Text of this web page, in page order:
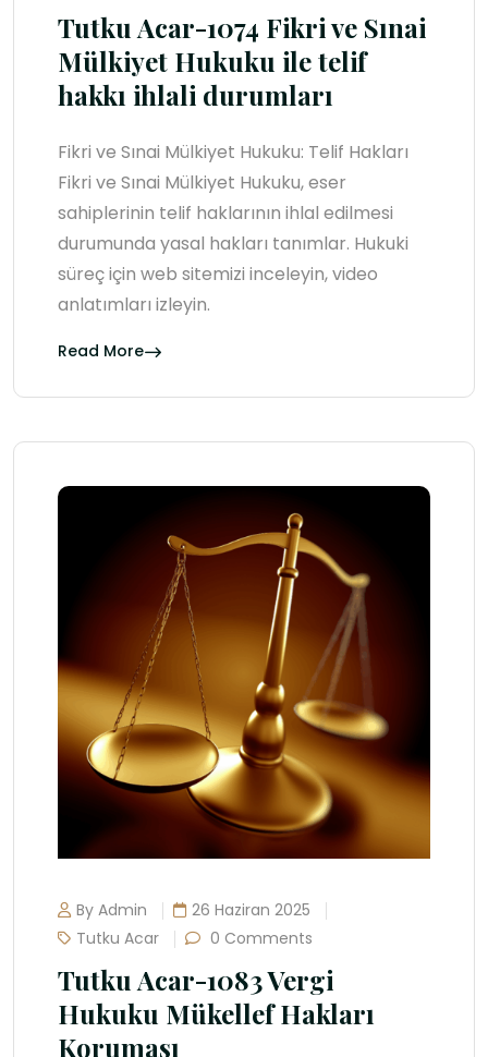
Tutku Acar-1074 Fikri ve Sınai
Mülkiyet Hukuku ile telif
hakkı ihlali durumları
Fikri ve Sınai Mülkiyet Hukuku: Telif Hakları
Fikri ve Sınai Mülkiyet Hukuku, eser
sahiplerinin telif haklarının ihlal edilmesi
durumunda yasal hakları tanımlar. Hukuki
süreç için web sitemizi inceleyin, video
anlatımları izleyin.
Read More
By Admin
26 Haziran 2025
Tutku Acar
0 Comments
Tutku Acar-1083 Vergi
Hukuku Mükellef Hakları
Koruması